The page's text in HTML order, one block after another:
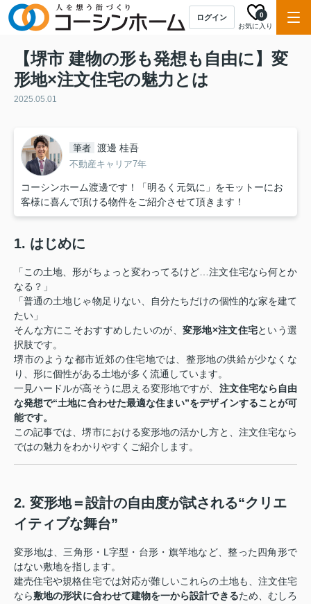
ログイン
お気に入り
0
【堺市 建物の形も発想も自由に】変
形地×注文住宅の魅力とは
2025.05.01
筆者 渡邊 桂吾
不動産キャリア7年
コーシンホーム渡邊です！「明るく元気に」をモットーにお
客様に喜んで頂ける物件をご紹介させて頂きます！
1. はじめに
「この土地、形がちょっと変わってるけど…注文住宅なら何とか
なる？」
「普通の土地じゃ物足りない、自分たちだけの個性的な家を建て
たい」
そんな方にこそおすすめしたいのが、 変形地×注文住宅という選
択肢です。
堺市のような都市近郊の住宅地では、整形地の供給が少なくな
り、形に個性がある土地が多く流通しています。
一見ハードルが高そうに思える変形地ですが、 注文住宅なら自由
な発想で“土地に合わせた最適な住まい”をデザインすることが可
能です。
この記事では、堺市における変形地の活かし方と、注文住宅なら
ではの魅力をわかりやすくご紹介します。
2. 変形地＝設計の自由度が試される“クリエ
イティブな舞台”
変形地は、三角形・L字型・台形・旗竿地など、整った四角形で
はない敷地を指します。
建売住宅や規格住宅では対応が難しいこれらの土地も、注文住宅
なら敷地の形状に合わせて建物を一から設計できるため、むしろ